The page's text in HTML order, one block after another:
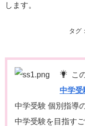
します。
タグ：
こ
中学受
中学受験 個別指導
中学受験を目指す